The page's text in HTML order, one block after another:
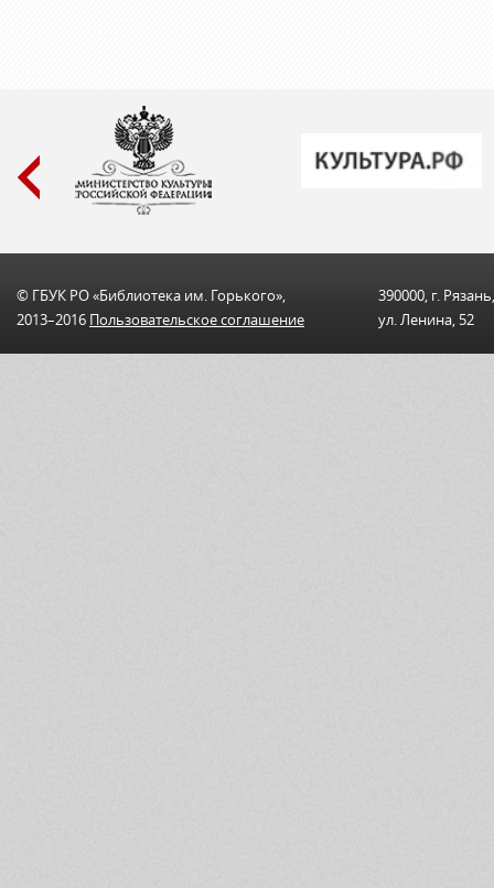
© ГБУК РО «Библиотека им. Горького»,
2013–2016 Пользовательскоe соглашениe
390000, г. Рязань,
ул. Ленина, 52